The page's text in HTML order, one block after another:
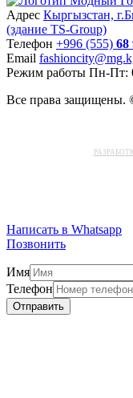
Адрес Кыргызстан,
(здание TS-Group)
Teлефон +996 (555) 68
Email
Режим работы Пн-Пт:
Все права
Написать в Whatsapp
Позвонить
Имя
Телефон
Отправить